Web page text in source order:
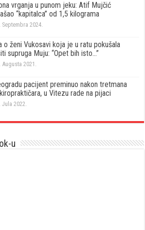
vrganja u punom jeku: Atif Mujčić
“kapitalca” od 1,5 kilograma
Septembra 2024.
o ženi Vukosavi koja je u ratu pokušala
supruga Muju: “Opet bih isto…”
Augusta 2021.
pacijent preminuo nakon tretmana
u Vitezu rade na pijaci
Jula 2022.
u